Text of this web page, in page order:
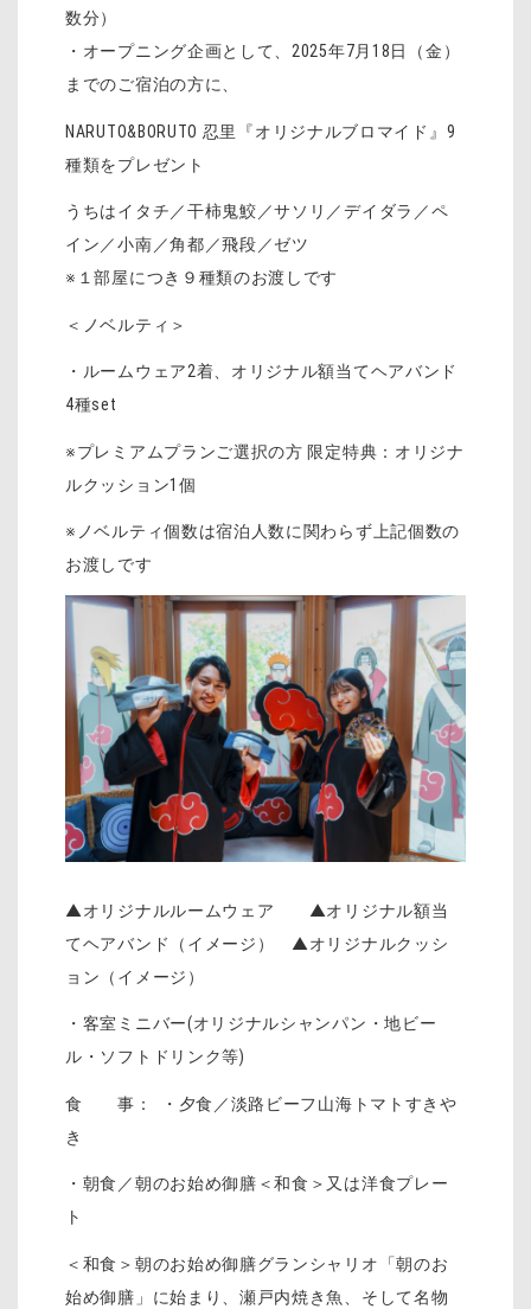
数分）
・オープニング企画として、2025年7月18日（金）
までのご宿泊の方に、
NARUTO&BORUTO 忍里『オリジナルブロマイド』9
種類をプレゼント
うちはイタチ／干柿鬼鮫／サソリ／デイダラ／ペ
イン／小南／角都／飛段／ゼツ
※１部屋につき９種類のお渡しです
＜ノベルティ＞
・ルームウェア2着、オリジナル額当てヘアバンド
4種set
※プレミアムプランご選択の方 限定特典：オリジナ
ルクッション1個
※ノベルティ個数は宿泊人数に関わらず上記個数の
お渡しです
▲オリジナルルームウェア ▲オリジナル額当
てヘアバンド（イメージ） ▲オリジナルクッシ
ョン（イメージ）
・客室ミニバー(オリジナルシャンパン・地ビー
ル・ソフトドリンク等)
食 事： ・夕食／淡路ビーフ山海トマトすきや
き
・朝食／朝のお始め御膳＜和食＞又は洋食プレー
ト
＜和食＞朝のお始め御膳グランシャリオ「朝のお
始め御膳」に始まり、瀬戸内焼き魚、そして名物